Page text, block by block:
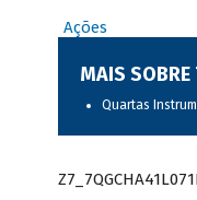
Ações
MAIS
Quartas